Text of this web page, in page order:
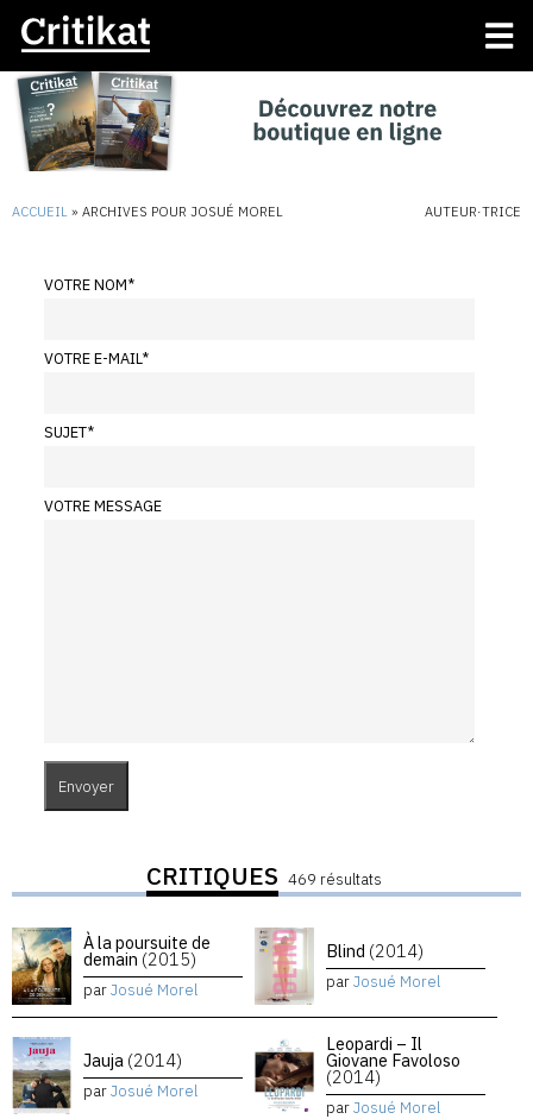
ACCUEIL » ARCHIVES POUR JOSUÉ MOREL AUTEUR·TRICE
VOTRE NOM*
VOTRE E-MAIL*
SUJET*
VOTRE MESSAGE
CRITIQUES 469 résultats
À la poursuite de
demain (2015)
parJosué Morel
Blind (2014)
parJosué Morel
Jauja (2014)
parJosué Morel
Leopardi – Il
Giovane Favoloso
(2014)
parJosué Morel